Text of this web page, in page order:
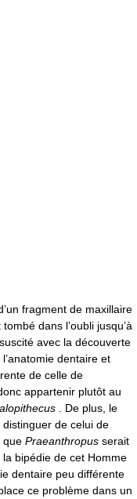
fragment de maxillaire
tombé dans l’oubli jusqu’à
avec la découverte
, l’anatomie dentaire et
de celle de
appartenir plutôt au
. De plus, le
de celui de
que Praeanthropus serait
bipédie de cet Homme
dentaire peu différente
ce problème dans un